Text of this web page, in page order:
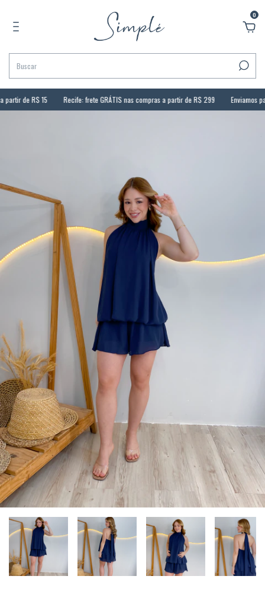
0
de R$ 15 Recife: frete GRÁTIS nas compras a partir de R$ 299 Enviamos